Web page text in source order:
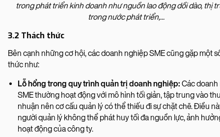
trong phát triển kinh doanh như nguồn lao động dồi dào, thị
trong nước phát triển,...
3.2 Thách thức
Bên cạnh những cơ hội, các doanh nghiệp SME cũng gặp một
thức như:
Lỗ hổng trong quy trình quản trị doanh nghiệp: Các
SME thường hoạt động với mô hình tối giản, tập trung vào
nhuận nên cơ cấu quản lý có thể thiếu đi sự chặt chẽ. Điều
người quản lý không thể phát huy tối đa nguồn lực, ảnh
hoạt động của công ty.